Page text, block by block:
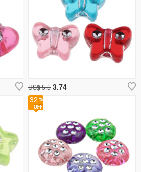
US$ 5.5 3.74
32